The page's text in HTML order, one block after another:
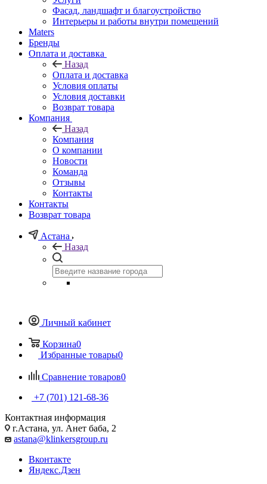
Фасад, ландшафт и благоустройство
Интерьеры и работы внутри помещений
Maters
Бренды
Оплата и доставка
Назад
Оплата и доставка
Условия оплаты
Условия доставки
Возврат товара
Компания
Назад
Компания
О компании
Новости
Команда
Отзывы
Контакты
Контакты
Возврат товара
Астана
Назад
Личный кабинет
Корзина0
Избранные товары0
Сравнение товаров0
+7 (701) 121-68-36
Контактная информация
г.Астана, ул. Анет баба, 2
astana@klinkersgroup.ru
Вконтакте
Яндекс.Дзен